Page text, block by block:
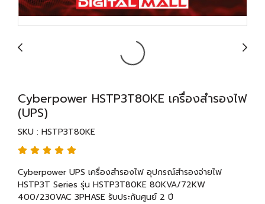
Cyberpower HSTP3T80KE เครื่องสำรองไฟ
(UPS)
SKU : HSTP3T80KE
Cyberpower UPS เครื่องสำรองไฟ อุปกรณ์สำรองจ่ายไฟ
HSTP3T Series รุ่น HSTP3T80KE 80KVA/72KW
400/230VAC 3PHASE รับประกันศูนย์ 2 ปี